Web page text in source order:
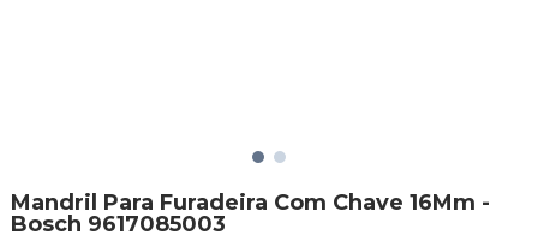
Mandril Para Furadeira Com Chave 16Mm -
Bosch 9617085003